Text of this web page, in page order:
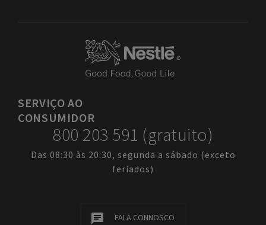
SERVIÇOAO
CONSUMIDOR
800 203 591 (gratuito)
Das 08:30 às 20:30, segunda a sábado (exceto
feriados)
FALA CONNOSCO